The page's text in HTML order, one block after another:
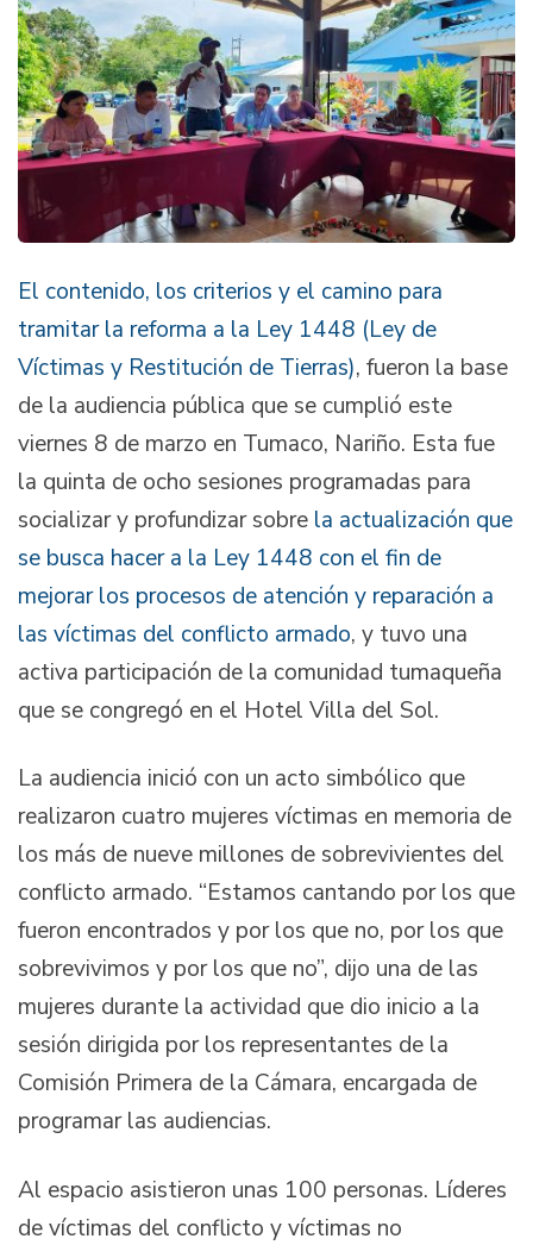
El contenido, los criterios y el camino para
tramitar la reforma a la Ley 1448 (Ley de
Víctimas y Restitución de Tierras), fueron la base
de la audiencia pública que se cumplió este
viernes 8 de marzo en Tumaco, Nariño. Esta fue
la quinta de ocho sesiones programadas para
socializar y profundizar sobre la actualización que
se busca hacer a la Ley 1448 con el fin de
mejorar los procesos de atención y reparación a
las víctimas del conflicto armado, y tuvo una
activa participación de la comunidad tumaqueña
que se congregó en el Hotel Villa del Sol.
La audiencia inició con un acto simbólico que
realizaron cuatro mujeres víctimas en memoria de
los más de nueve millones de sobrevivientes del
conflicto armado. “Estamos cantando por los que
fueron encontrados y por los que no, por los que
sobrevivimos y por los que no”, dijo una de las
mujeres durante la actividad que dio inicio a la
sesión dirigida por los representantes de la
Comisión Primera de la Cámara, encargada de
programar las audiencias.
Al espacio asistieron unas 100 personas. Líderes
de víctimas del conflicto y víctimas no